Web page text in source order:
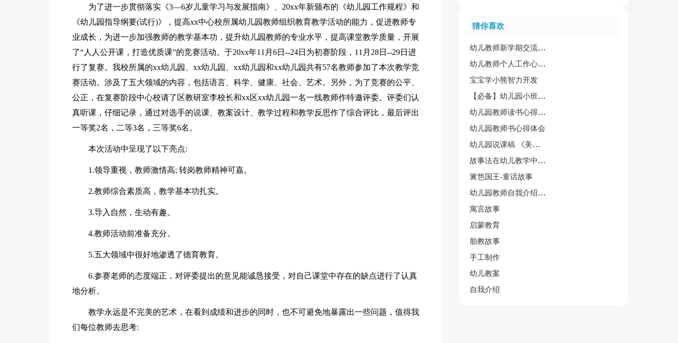
为了进一步贯彻落实《3—6岁儿童学习与发展指南》、20xx年新颁布的《幼儿园工作规程》和
《幼儿园指导纲要(试行)》，提高xx中心校所属幼儿园教师组织教育教学活动的能力，促进教师专
业成长，为进一步加强教师的教学基本功，提升幼儿园教师的专业水平，提高课堂教学质量，开展
了“人人公开课，打造优质课”的竞赛活动。于20xx年11月6日--24日为初赛阶段，11月28日--29日进
行了复赛。我校所属的xx幼儿园、xx幼儿园、xx幼儿园和xx幼儿园共有57名教师参加了本次教学竞
赛活动。涉及了五大领域的内容，包括语言、科学、健康、社会、艺术。另外，为了竞赛的公平、
公正，在复赛阶段中心校请了区教研室李校长和xx区xx幼儿园一名一线教师作特邀评委。评委们认
真听课，仔细记录，通过对选手的说课、教案设计、教学过程和教学反思作了综合评比，最后评出
一等奖2名，二等3名，三等奖6名。
本次活动中呈现了以下亮点:
1.领导重视，教师激情高; 转岗教师精神可嘉。
2.教师综合素质高，教学基本功扎实。
3.导入自然，生动有趣。
4.教师活动前准备充分。
5.五大领域中很好地渗透了德育教育。
6.参赛老师的态度端正，对评委提出的意见能诚恳接受，对自己课堂中存在的缺点进行了认真
地分析。
教学永远是不完美的艺术，在看到成绩和进步的同时，也不可避免地暴露出一些问题，值得我
们每位教师去思考:
猜你喜欢
幼儿教师新学期交流培训会心得体会
幼儿教师个人工作心得精选15篇
宝宝学小熊智力开发
【必备】幼儿园小班教案模板汇总七篇
幼儿园教师读书心得体会作文
幼儿园教师书心得体会
幼儿园说课稿 《美丽的公鸡》
故事法在幼儿教学中运用论文
篱笆国王-童话故事
幼儿园教师自我介绍范文集合5篇
寓言故事
启蒙教育
胎教故事
手工制作
幼儿教案
自我介绍